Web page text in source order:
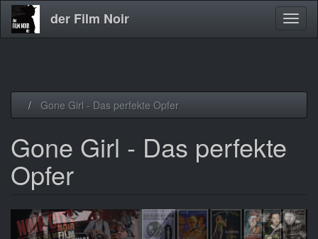
der Film Noir
Gone Girl - Das perfekte Opfer
Gone Girl - Das perfekte
Opfer